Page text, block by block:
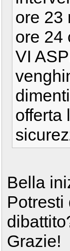
ore 23
ore 24
VI
offerta
Bella
Potresti
Grazie!